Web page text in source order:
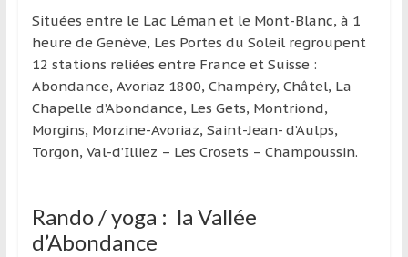
Situées entre le Lac Léman et le Mont-Blanc, à 1
heure de Genève, Les Portes du Soleil regroupent
12 stations reliées entre France et Suisse :
Abondance, Avoriaz 1800, Champéry, Châtel, La
Chapelle d’Abondance, Les Gets, Montriond,
Morgins, Morzine-Avoriaz, Saint-Jean- d’Aulps,
Torgon, Val-d’Illiez – Les Crosets – Champoussin.
Rando / yoga : la Vallée
d’Abondance